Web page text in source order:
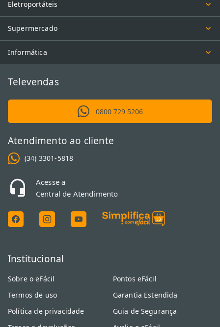
Eletroportáteis
Supermercado
Informática
Televendas
0800 729 5206
Atendimento ao cliente
(34) 3301-5818
Acesse a
Central de Atendimento
Institucional
Sobre o eFácil
Termos de uso
Política de privacidade
Pontos eFácil
Garantia Estendida
Guia de Segurança